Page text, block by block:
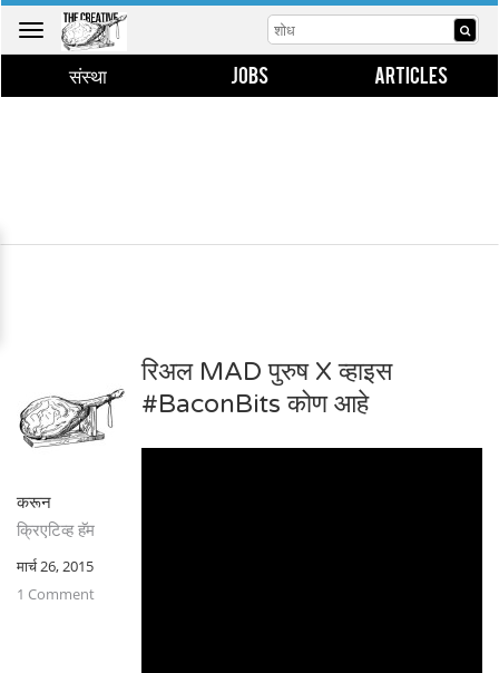
Toggle
navigation
संस्था JOBS ARTICLES
करून
क्रिएटिव्ह हॅम
मार्च 26, 2015
1 Comment
रिअल MAD पुरुष X व्हाइस
#BaconBits कोण आहे